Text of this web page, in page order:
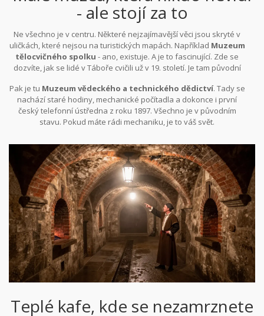
- ale stojí za to
Ne všechno je v centru. Některé nejzajímavější věci jsou skryté v
uličkách, které nejsou na turistických mapách. Například Muzeum
tělocvičného spolku - ano, existuje. A je to fascinující. Zde se
dozvíte, jak se lidé v Táboře cvičili už v 19. století. Je tam původní
Neříkám, že to je jako Louvre, ale je to autentické. A téměř bez lidí.
Pak je tu Muzeum vědeckého a technického dědictví. Tady se
nachází staré hodiny, mechanické počítadla a dokonce i první
český telefonní ústředna z roku 1897. Všechno je v původním
stavu. Pokud máte rádi mechaniku, je to váš svět.
Teplé kafe, kde se nezamrznete